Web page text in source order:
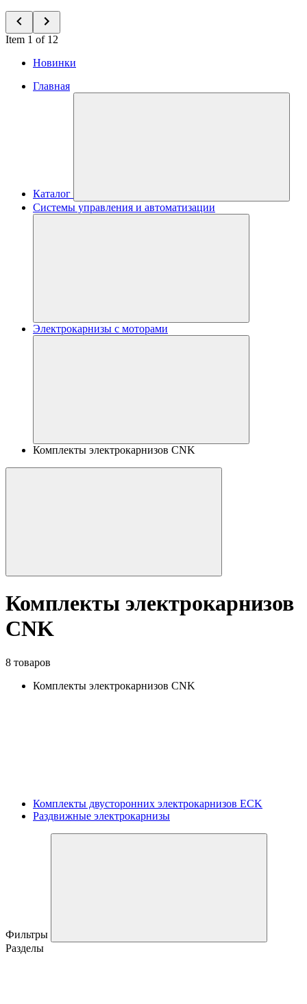
Item 1 of 12
Новинки
Главная
Каталог
Системы управления и автоматизации
Электрокарнизы с моторами
Комплекты электрокарнизов CNK
Комплекты электрокарнизов
CNK
8 товаров
Комплекты электрокарнизов CNK
Комплекты двусторонних электрокарнизов ECK
Раздвижные электрокарнизы
Фильтры
Разделы